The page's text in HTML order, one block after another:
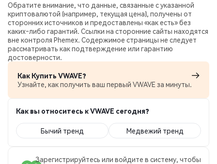
Обратите внимание, что данные, связанные с указанной
криптовалютой (например, текущая цена), получены от
сторонних источников и предоставлены «как есть» без
каких‑либо гарантий. Ссылки на сторонние сайты находятся
вне контроля Phemex. Содержимое страницы не следует
рассматривать как подтверждение или гарантию
достоверности.
Как Купить VWAVE?
Узнайте, как получить ваш первый VWAVE за минуты.
Как вы относитесь к VWAVE сегодня?
Бычий тренд Медвежий тренд
Зарегистрируйтесь или войдите в систему, чтобы